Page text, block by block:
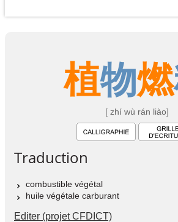
植物燃
[ zhí wù rán liào]
Traduction
combustible végétal
huile végétale carburant
Editer (projet CFDICT)